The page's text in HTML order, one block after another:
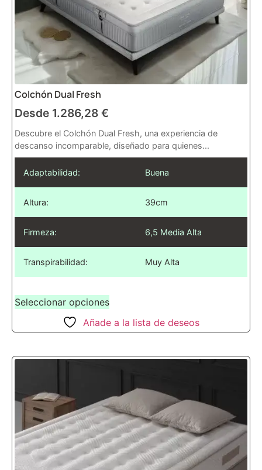
Colchón Dual Fresh
Desde 1.286,28 €
Descubre el Colchón Dual Fresh, una experiencia de
descanso incomparable, diseñado para quienes...
Adaptabilidad: Buena
Altura: 39cm
Firmeza: 6,5 Media Alta
Transpirabilidad: Muy Alta
Seleccionar opciones
Añade a la lista de deseos